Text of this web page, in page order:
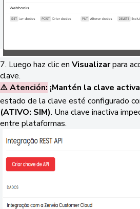
7. Luego haz clic en Visualizarpara
clave.
⚠️ Atención: ¡Mantén la clave
estado de la clave esté configurado
(ATIVO: SIM). Una clave inactiva
entre plataformas.